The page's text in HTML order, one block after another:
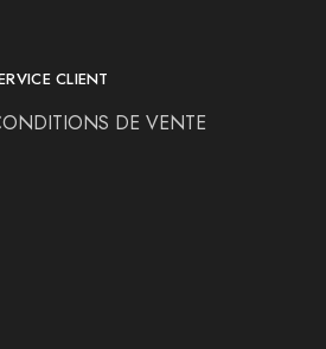
CLIENT
DE VENTE